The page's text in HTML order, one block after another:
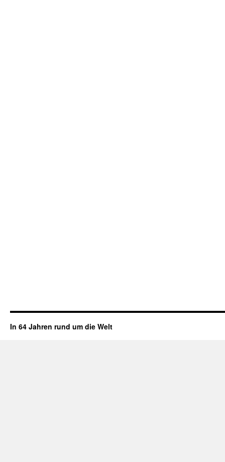
In 64 Jahren rund um die Welt